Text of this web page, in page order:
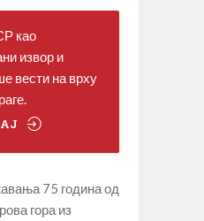
као
извор и
вести на врху
75 година од
гора из